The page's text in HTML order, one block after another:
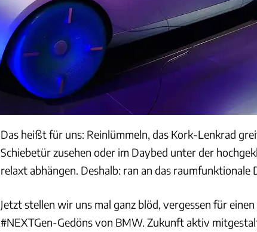
Das heißt für uns: Reinlümmeln, das Kork-Lenkrad
Schiebetür zusehen oder im Daybed unter der
relaxt abhängen. Deshalb: ran an das raumfunktionale
Jetzt stellen wir uns mal ganz blöd, vergessen für
#NEXTGen-Gedöns von BMW. Zukunft aktiv